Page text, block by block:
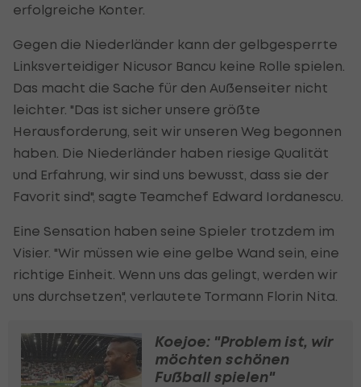
erfolgreiche Konter.
Gegen die Niederländer kann der gelbgesperrte
Linksverteidiger Nicusor Bancu keine Rolle spielen.
Das macht die Sache für den Außenseiter nicht
leichter. "Das ist sicher unsere größte
Herausforderung, seit wir unseren Weg begonnen
haben. Die Niederländer haben riesige Qualität
und Erfahrung, wir sind uns bewusst, dass sie der
Favorit sind", sagte Teamchef Edward Iordanescu.
Eine Sensation haben seine Spieler trotzdem im
Visier. "Wir müssen wie eine gelbe Wand sein, eine
richtige Einheit. Wenn uns das gelingt, werden wir
uns durchsetzen", verlautete Tormann Florin Nita.
Koejoe: "Problem ist, wir
möchten schönen
Fußball spielen"